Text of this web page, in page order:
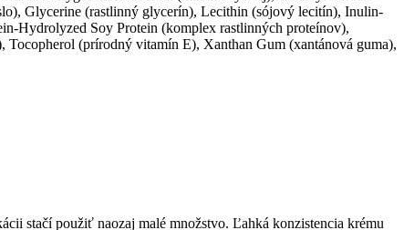
Glycerine (rastlinný glycerín), Lecithin (sójový lecitín), Inulin-
Hydrolyzed Soy Protein (komplex rastlinných proteínov),
(prírodný vitamín E), Xanthan Gum (xantánová guma),
stačí použiť naozaj malé množstvo. Ľahká konzistencia krému